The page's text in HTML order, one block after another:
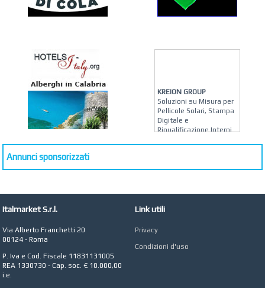
KREION GROUP
Soluzioni su Misura per
Pellicole Solari, Stampa
Digitale e
Riqualificazione Interni
MATERA ARREDI
STUDIO MICCI
Commercialista e
Roma
AZIENDA AGRICOLA DI
Annunci sponsorizzati
Italmarket S.r.l.
Via Alberto Franchetti 20
00124 - Roma
P. Iva e Cod. Fiscale 11831131005
REA 1330730 - Cap. soc. € 10.000,00
i.e.
Link utili
Privacy
Condizioni d'uso